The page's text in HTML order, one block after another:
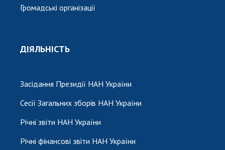
Громадські організації
ДІЯЛЬНІСТЬ
Засідання Президії НАН України
Сесії Загальних зборів НАН України
Річні звіти НАН України
Річні фінансові звіти НАН України